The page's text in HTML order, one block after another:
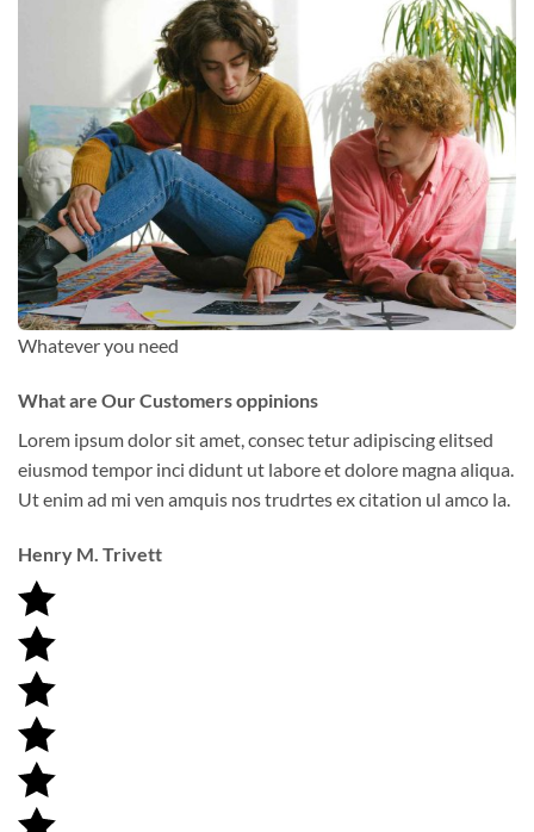
Whatever you need
What are Our Customers oppinions
Lorem ipsum dolor sit amet, consec tetur adipiscing elitsed
eiusmod tempor inci didunt ut labore et dolore magna aliqua.
Ut enim ad mi ven amquis nos trudrtes ex citation ul amco la.
Henry M. Trivett